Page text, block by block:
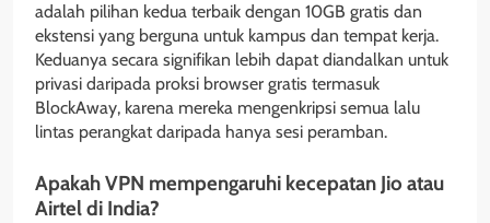
adalah pilihan kedua terbaik dengan 10GB gratis dan
ekstensi yang berguna untuk kampus dan tempat kerja.
Keduanya secara signifikan lebih dapat diandalkan untuk
privasi daripada proksi browser gratis termasuk
BlockAway, karena mereka mengenkripsi semua lalu
lintas perangkat daripada hanya sesi peramban.
Apakah VPN mempengaruhi kecepatan Jio atau
Airtel di India?